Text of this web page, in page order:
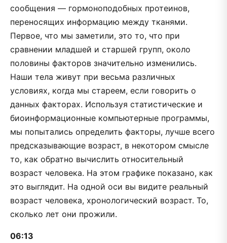
сообщения — гормоноподобных протеинов,
переносящих информацию между тканями.
Первое, что мы заметили, это то, что при
сравнении младшей и старшей групп, около
половины факторов значительно изменились.
Наши тела живут при весьма различных
условиях, когда мы стареем, если говорить о
данных факторах. Используя статистические и
биоинформационные компьютерные программы,
мы попытались определить факторы, лучше всего
предсказывающие возраст, в некотором смысле
то, как обратно вычислить относительный
возраст человека. На этом графике показано, как
это выглядит. На одной оси вы видите реальный
возраст человека, хронологический возраст. То,
сколько лет они прожили.
06:13